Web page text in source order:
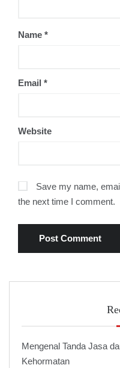
Name *
Email *
Website
Save my name,
the next time I comment.
Mengenal Tanda Jasa
Kehormatan